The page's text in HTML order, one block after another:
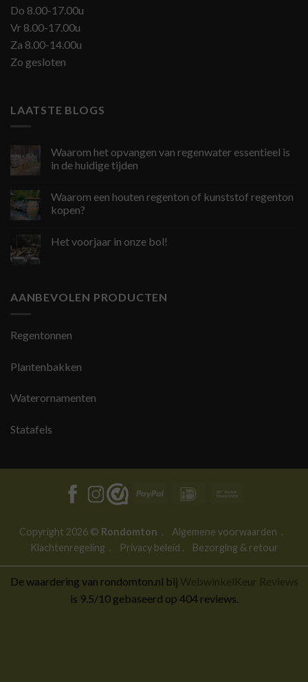
Do 8.00-17.00u
Vr 8.00-17.00u
Za 8.00-14.00u
Zo gesloten
LAATSTE BLOGS
Waarom het opvangen van regenwater essentieel is
in de huidige tijden
Waarom een houten regenton of kunststof regenton
kopen?
Het voorjaar in onze bol!
AANBEVOLEN PRODUCTEN
Regentonnen
Plantenbakken
Waterornamenten
Statafels
PayPal IDeal
Copyright 2026 © Rondomton . Algemene voorwaarden .
Klachtenregeling . Privacy beleid . Bezorging & retour
De waardering van rondomton.nl bij WebwinkelKeur Reviews
is 9.5/10 gebaseerd op 404 reviews.